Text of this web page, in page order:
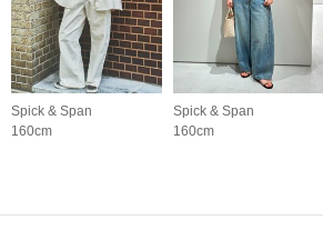
Spick & Span
160cm
Spick & Span
160cm